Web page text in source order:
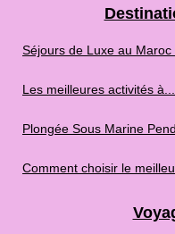
Séjours de Luxe au Maroc
Les meilleures activités à...
Plongée Sous Marine
Comment choisir le